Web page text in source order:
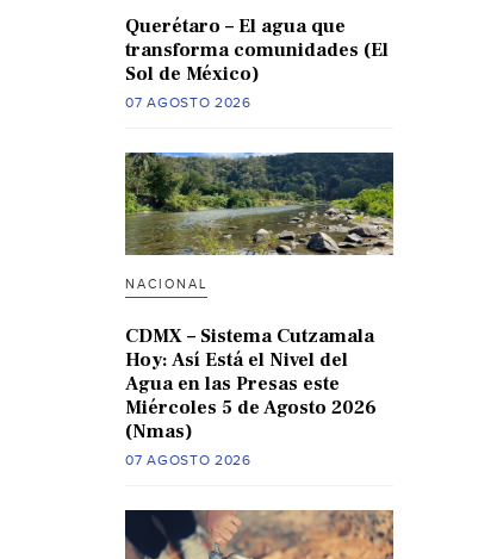
Querétaro – El agua que
transforma comunidades (El
Sol de México)
07 AGOSTO 2026
NACIONAL
CDMX – Sistema Cutzamala
Hoy: Así Está el Nivel del
Agua en las Presas este
Miércoles 5 de Agosto 2026
(Nmas)
07 AGOSTO 2026